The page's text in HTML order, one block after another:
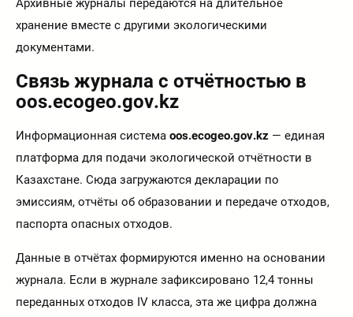
Архивные журналы передаются на длительное
хранение вместе с другими экологическими
документами.
Связь журнала с отчётностью в
oos.ecogeo.gov.kz
Информационная система oos.ecogeo.gov.kz — единая
платформа для подачи экологической отчётности в
Казахстане. Сюда загружаются декларации по
эмиссиям, отчёты об образовании и передаче отходов,
паспорта опасных отходов.
Данные в отчётах формируются именно на основании
журнала. Если в журнале зафиксировано 12,4 тонны
переданных отходов IV класса, эта же цифра должна